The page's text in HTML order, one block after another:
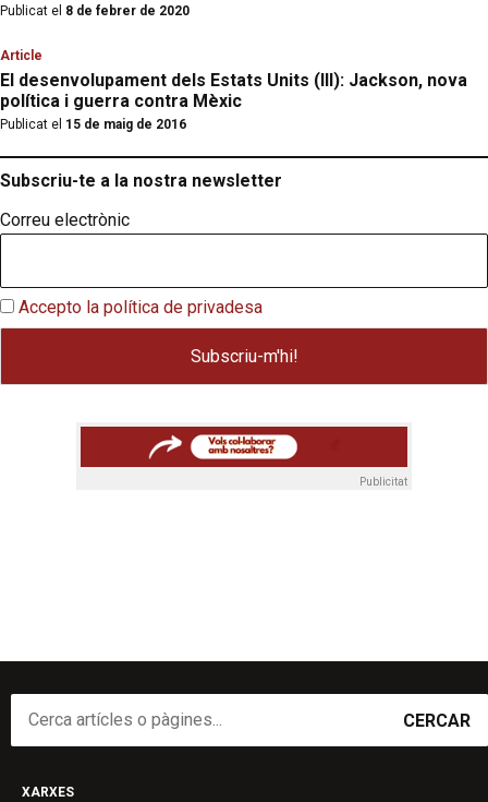
Publicat el 8 de febrer de 2020
Article
El desenvolupament dels Estats Units (III): Jackson, nova
política i guerra contra Mèxic
Publicat el 15 de maig de 2016
Subscriu-te a la nostra newsletter
Correu electrònic
Accepto la política de privadesa
Publicitat
CERCAR
XARXES